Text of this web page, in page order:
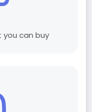
can buy